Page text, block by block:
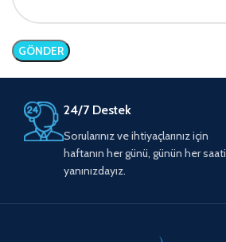
24/7 Destek
Sorularınız ve ihtiyaçlarınız için
haftanın her günü, günün her saati
yanınızdayız.